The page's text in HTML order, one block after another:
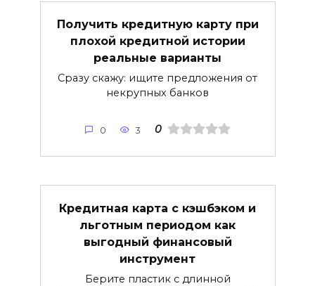
Получить кредитную карту при
плохой кредитной истории
реальные варианты
Сразу скажу: ищите предложения от
некрупных банков
0 3 0
Кредитная карта с кэшбэком и
льготным периодом как
выгодный финансовый
инструмент
Берите пластик с длинной